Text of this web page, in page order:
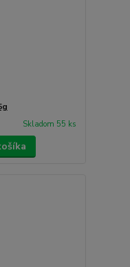
Skladom 55 ks